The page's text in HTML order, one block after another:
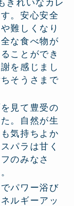
きれいなカレ
。安心安全
難しくなり
な食べ物が
ことができ
を感じまし
そうさまで
見て豊受の
。自然が生
気持ちよか
パラは甘く
のみなさ
パワー浴び
ルギーアッ